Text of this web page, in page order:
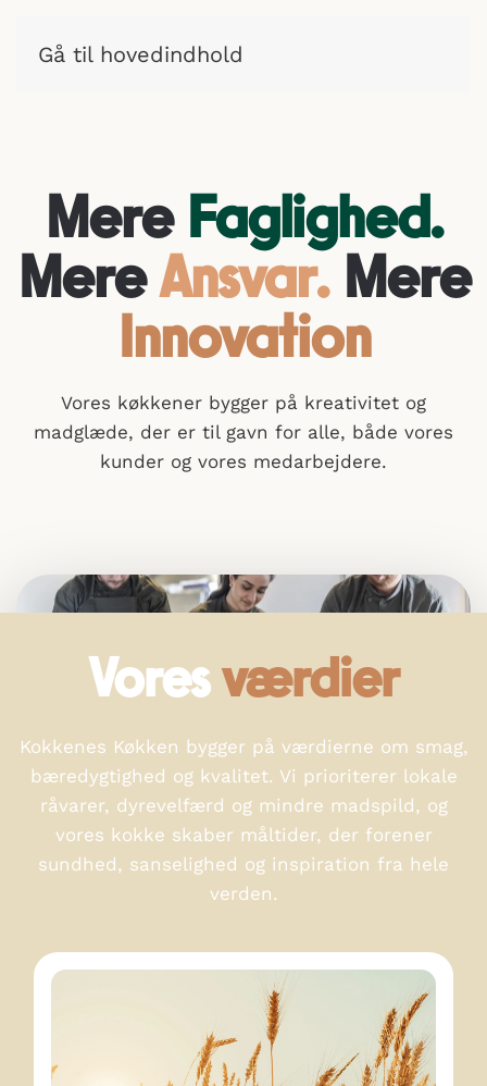
Gå til hovedindhold
Mere Faglighed.
MereAnsvar.Mere
Innovation
Vores køkkener bygger på kreativitet og
madglæde, der er til gavn for alle, både vores
kunder og vores medarbejdere.
Voresværdier
Kokkenes Køkken bygger på værdierne om smag,
bæredygtighed og kvalitet. Vi prioriterer lokale
råvarer, dyrevelfærd og mindre madspild, og
vores kokke skaber måltider, der forener
sundhed, sanselighed og inspiration fra hele
verden.